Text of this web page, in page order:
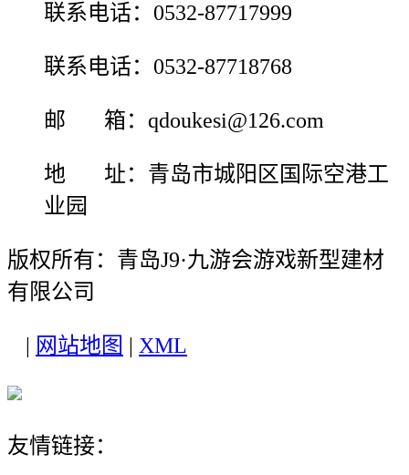
联系电话：0532-87717999
联系电话：0532-87718768
邮 箱：qdoukesi@126.com
地 址：青岛市城阳区国际空港工
业园
版权所有：青岛J9·九游会游戏新型建材
有限公司
网站地图 XML
友情链接：